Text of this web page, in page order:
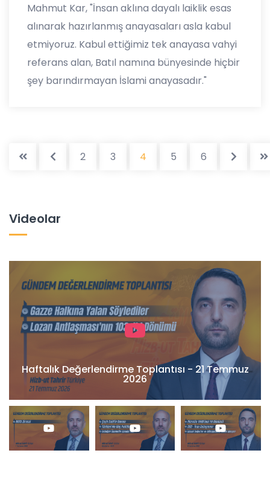
Mahmut Kar, "İnsan aklına dayalı laiklik esas
alınarak hazırlanmış anayasaları asla kabul
etmiyoruz. Kabul ettiğimiz tek anayasa vahyi
referans alan, Batıl namına bünyesinde hiçbir
şey barındırmayan İslami anayasadır."
2 3 4 5 6
Videolar
Haftalık Değerlendirme Toplantısı - 21 Temmuz
2026